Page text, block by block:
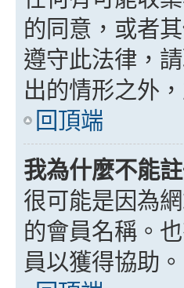
的同意，或者
遵守此法律，
出的情形之外
回頂端
我為什麼不能
很可能是因為
的會員名稱。
員以獲得協助。